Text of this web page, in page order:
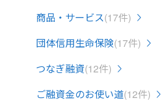
商品・サービス(17件)
団体信用生命保険(17件)
つなぎ融資(12件)
ご融資金のお使い道(12件)